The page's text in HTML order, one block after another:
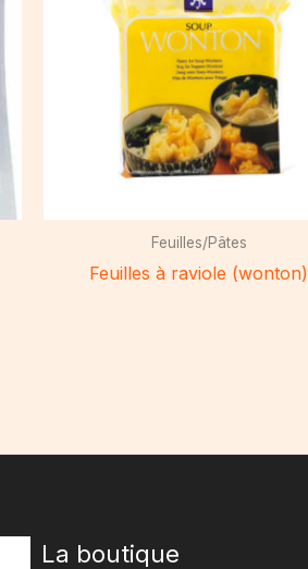
Feuilles/Pâtes
Feuilles à raviole (wonton)
La boutique